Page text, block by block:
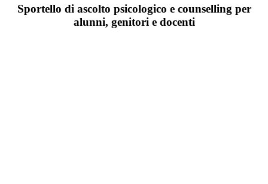
Sportello di ascolto psicologico e counselling per
alunni, genitori e docenti